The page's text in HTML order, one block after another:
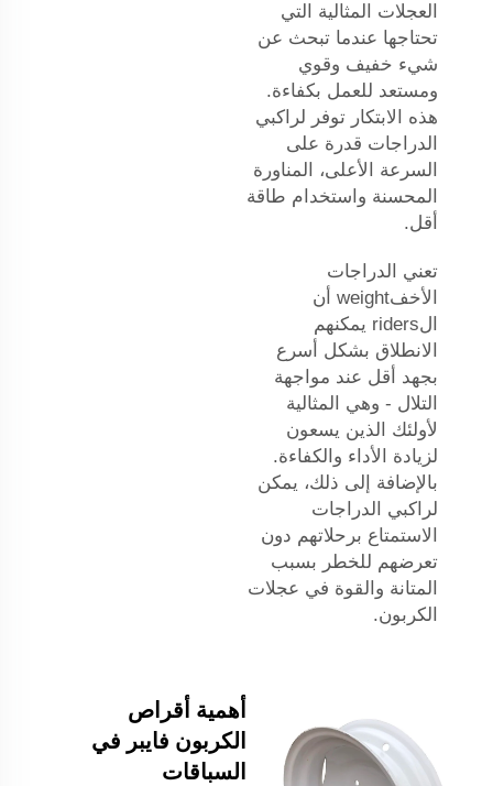
العجلات المثالية التي
تحتاجها عندما تبحث عن
شيء خفيف وقوي
ومستعد للعمل بكفاءة.
هذه الابتكار توفر لراكبي
الدراجات قدرة على
السرعة الأعلى، المناورة
المحسنة واستخدام طاقة
أقل.
تعني الدراجات
الأخفweight أن
الriders يمكنهم
الانطلاق بشكل أسرع
بجهد أقل عند مواجهة
التلال - وهي المثالية
لأولئك الذين يسعون
لزيادة الأداء والكفاءة.
بالإضافة إلى ذلك، يمكن
لراكبي الدراجات
الاستمتاع برحلاتهم دون
تعرضهم للخطر بسبب
المتانة والقوة في عجلات
الكربون.
أهمية أقراص
الكربون فايبر في
السباقات